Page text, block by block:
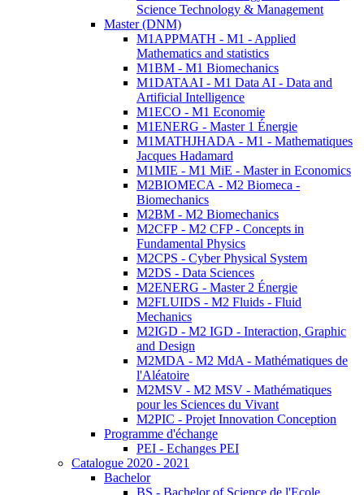
Science Technology & Management
Master (DNM)
M1APPMATH - M1 - Applied
Mathematics and statistics
M1BM - M1 Biomechanics
M1DATAAI - M1 Data AI - Data and
Artificial Intelligence
M1ECO - M1 Economie
M1ENERG - Master 1 Énergie
M1MATHJHADA - M1 - Mathematiques
Jacques Hadamard
M1MIE - M1 MiE - Master in Economics
M2BIOMECA - M2 Biomeca -
Biomechanics
M2BM - M2 Biomechanics
M2CFP - M2 CFP - Concepts in
Fundamental Physics
M2CPS - Cyber Physical System
M2DS - Data Sciences
M2ENERG - Master 2 Énergie
M2FLUIDS - M2 Fluids - Fluid
Mechanics
M2IGD - M2 IGD - Interaction, Graphic
and Design
M2MDA - M2 MdA - Mathématiques de
l'Aléatoire
M2MSV - M2 MSV - Mathématiques
pour les Sciences du Vivant
M2PIC - Projet Innovation Conception
Programme d'échange
PEI - Echanges PEI
Catalogue 2020 - 2021
Bachelor
BS - Bachelor of Science de l'Ecole